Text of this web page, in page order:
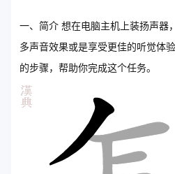
一、简介 想在电脑主机上装扬声器
多声音效果或是享受更佳的听觉体
的步骤，帮助你完成这个任务。